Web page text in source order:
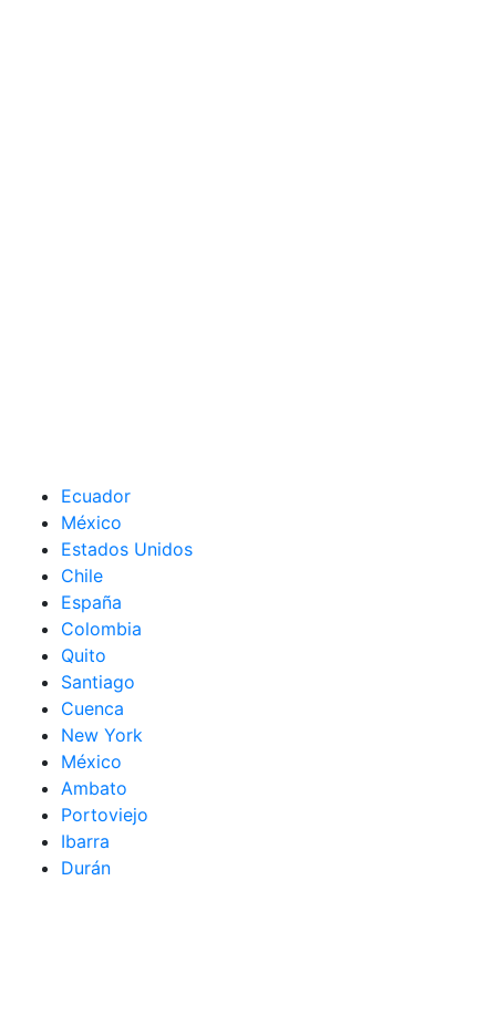
Ecuador
México
Estados Unidos
Chile
España
Colombia
Quito
Santiago
Cuenca
New York
México
Ambato
Portoviejo
Ibarra
Durán